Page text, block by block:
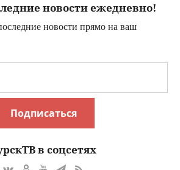
новости ежедневно!
новости прямо на ваш
Подписаться
в соцсетях